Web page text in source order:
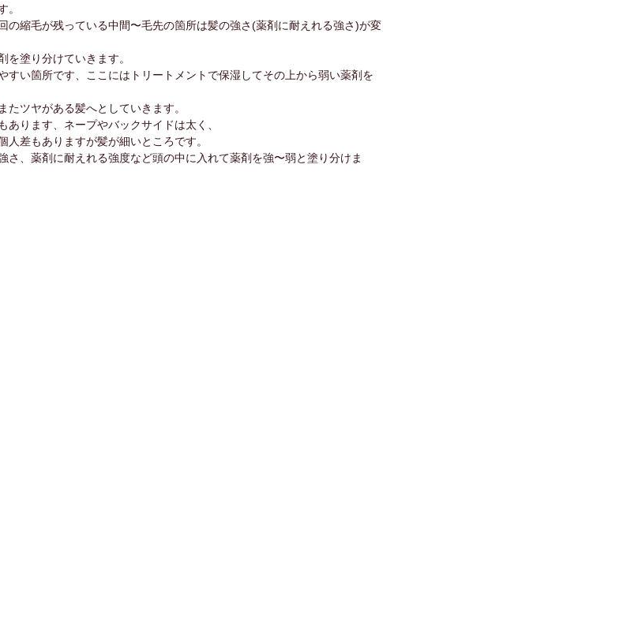
。
の縮毛が残っている中間〜毛先の箇所は髪の強さ(薬剤に耐えれる強さ)が変
塗り分けていきます。
すい箇所です、ここにはトリートメントで保湿してその上から弱い薬剤を
ツヤがある髪へとしていきます。
ります、ネープやバックサイドは太く、
差もありますが髪が細いところです。
さ、薬剤に耐えれる強度など頭の中に入れて薬剤を強〜弱と塗り分けま